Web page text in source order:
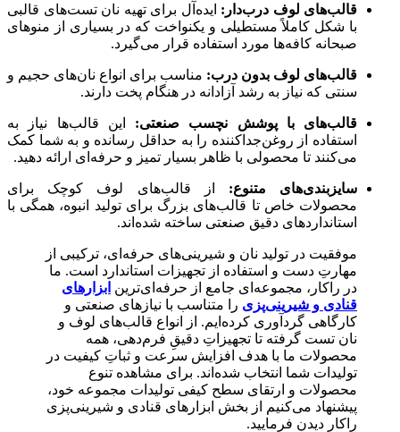
قالب‌های لوف درب‌دار: ایده‌آل برای تهیه نان تست‌های قالبی
با شکل کاملاً مستطیلی و یکنواخت که در بسیاری از منوهای
صبحانه کافه‌ها مورد استفاده قرار می‌گیرد.
قالب‌های لوف بدون درب: مناسب برای انواع نان‌های حجیم و
سنتی که نیاز به رشد آزادانه در هنگام پخت دارند.
قالب‌های با پوشش نچسب صنعتی: این قالب‌ها نیاز به
استفاده از روغن‌جداکننده را به حداقل رسانده و به شما کمک
می‌کنند تا محصولی با ظاهر بسیار تمیز و حرفه‌ای ارائه دهید.
سایزبندی‌های متنوع: از قالب‌های لوف کوچک برای
محصولات خاص تا قالب‌های بزرگ برای تولید انبوه، همگی با
استانداردهای دقیق صنعتی ساخته شده‌اند.
موفقیت در تولید نان و شیرینی‌های حرفه‌ای، ترکیبی از
مهارتِ دست و استفاده از تجهیزات استاندارد است. ما
در راکار، مجموعه‌ای جامع از حرفه‌ای‌ترین ابزارهای
قنادی و شیرینی‌پزی را متناسب با نیازهای صنعتی و
کارگاهی گردآوری کرده‌ایم. از انواع قالب‌های لوف و
نان تست گرفته تا تجهیزاتِ دقیقِ فرم‌دهی، همه
محصولات ما با هدف افزایش سرعت و ثباتِ کیفیت در
تولیدات شما انتخاب شده‌اند. برای مشاهده تنوع
محصولات و ارتقای سطح کیفی تولیدات مجموعه خود،
پیشنهاد می‌کنیم از بخش ابزارهای قنادی و شیرینی‌پزی
راکار دیدن فرمایید.